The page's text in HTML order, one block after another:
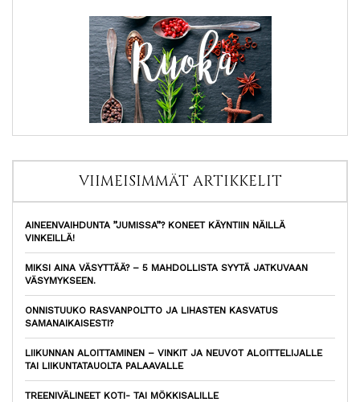
VIIMEISIMMÄT ARTIKKELIT
AINEENVAIHDUNTA ”JUMISSA”? KONEET KÄYNTIIN NÄILLÄ
VINKEILLÄ!
MIKSI AINA VÄSYTTÄÄ? – 5 MAHDOLLISTA SYYTÄ JATKUVAAN
VÄSYMYKSEEN.
ONNISTUUKO RASVANPOLTTO JA LIHASTEN KASVATUS
SAMANAIKAISESTI?
LIIKUNNAN ALOITTAMINEN – VINKIT JA NEUVOT ALOITTELIJALLE
TAI LIIKUNTATAUOLTA PALAAVALLE
TREENIVÄLINEET KOTI- TAI MÖKKISALILLE